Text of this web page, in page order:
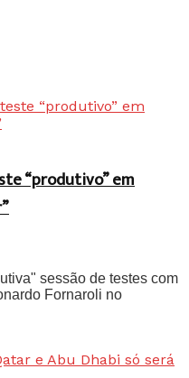
“produtivo” em
sessão de testes com
Fornaroli no